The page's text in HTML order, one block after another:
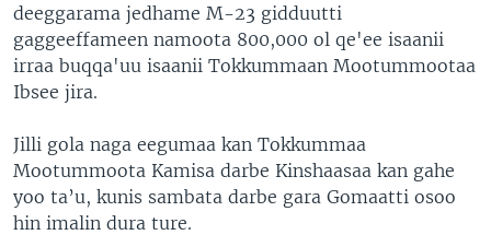
deeggarama jedhame M-23 gidduutti
gaggeeffameen namoota 800,000 ol qe'ee isaanii
irraa buqqa'uu isaanii Tokkummaan Mootummootaa
Ibsee jira.
Jilli gola naga eegumaa kan Tokkummaa
Mootummoota Kamisa darbe Kinshaasaa kan gahe
yoo ta’u, kunis sambata darbe gara Gomaatti osoo
hin imalin dura ture.